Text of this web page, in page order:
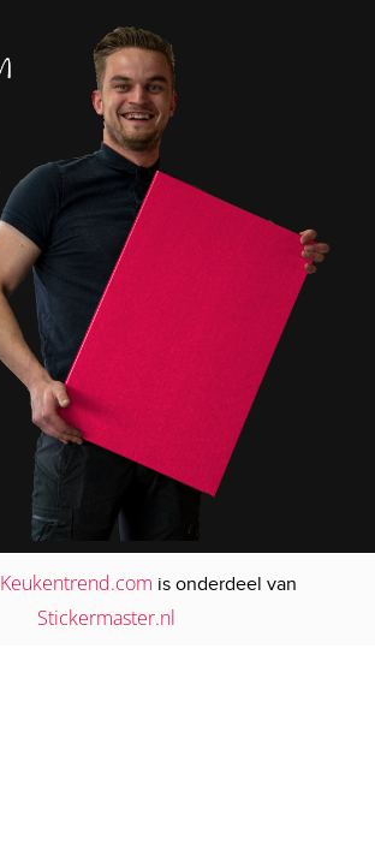
Keukentrend.com is onderdeel van
Stickermaster.nl